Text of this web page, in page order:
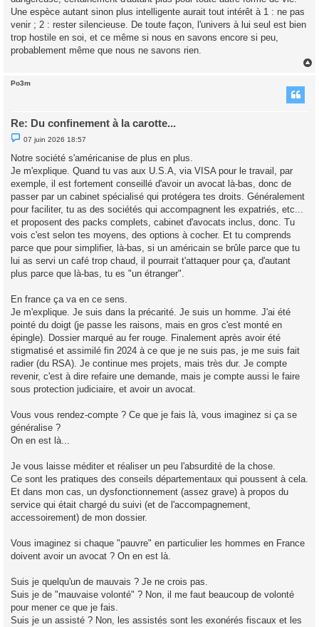
Une espèce autant sinon plus intelligente aurait tout intérêt à 1 : ne pas
venir ; 2 : rester silencieuse. De toute façon, l'univers à lui seul est bien
trop hostile en soi, et ce même si nous en savons encore si peu,
probablement même que nous ne savons rien.
Po3m
Re: Du confinement à la carotte...
M
e
s
a
e
n
n
l
u
07 juin 2026 18:57
Notre société s'américanise de plus en plus.
Je m'explique. Quand tu vas aux U.S.A, via VISA pour le travail, par
exemple, il est fortement conseillé d'avoir un avocat là-bas, donc de
passer par un cabinet spécialisé qui protégera tes droits. Généralement
pour faciliter, tu as des sociétés qui accompagnent les expatriés, etc...
et proposent des packs complets, cabinet d'avocats inclus, donc. Tu
vois c'est selon tes moyens, des options à cocher. Et tu comprends
parce que pour simplifier, là-bas, si un américain se brûle parce que tu
lui as servi un café trop chaud, il pourrait t'attaquer pour ça, d'autant
plus parce que là-bas, tu es "un étranger".
En france ça va en ce sens.
Je m'explique. Je suis dans la précarité. Je suis un homme. J'ai été
pointé du doigt (je passe les raisons, mais en gros c'est monté en
épingle). Dossier marqué au fer rouge. Finalement après avoir été
stigmatisé et assimilé fin 2024 à ce que je ne suis pas, je me suis fait
radier (du RSA). Je continue mes projets, mais très dur. Je compte
revenir, c'est à dire refaire une demande, mais je compte aussi le faire
sous protection judiciaire, et avoir un avocat.
Vous vous rendez-compte ? Ce que je fais là, vous imaginez si ça se
généralise ?
On en est là...
Je vous laisse méditer et réaliser un peu l'absurdité de la chose.
Ce sont les pratiques des conseils départementaux qui poussent à cela.
Et dans mon cas, un dysfonctionnement (assez grave) à propos du
service qui était chargé du suivi (et de l'accompagnement,
accessoirement) de mon dossier.
Vous imaginez si chaque "pauvre" en particulier les hommes en France
doivent avoir un avocat ? On en est là.
Suis je quelqu'un de mauvais ? Je ne crois pas.
Suis je de "mauvaise volonté" ? Non, il me faut beaucoup de volonté
pour mener ce que je fais.
Suis je un assisté ? Non, les assistés sont les exonérés fiscaux et les